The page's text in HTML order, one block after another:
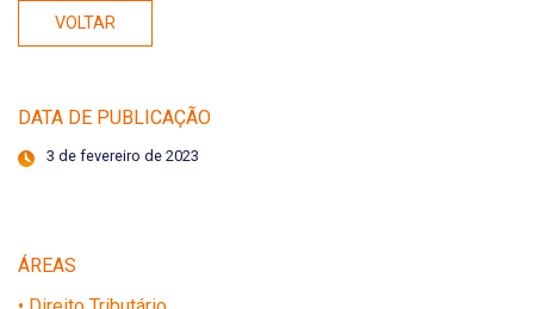
VOLTAR
DATA DE PUBLICAÇÃO
3 de fevereiro de 2023
ÁREAS